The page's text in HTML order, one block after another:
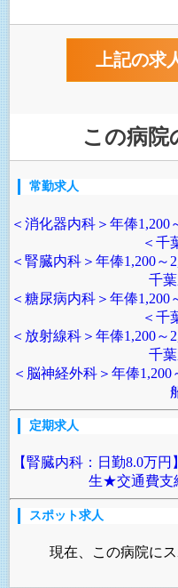
この病院
常勤求人
＜消化器内科＞年俸
＜千
＜腎臓内科＞年俸1,200～
千
＜糖尿病内科＞年俸
＜千
＜放射線科＞年俸1,200～
千
＜脳神経外科＞年俸
定期求人
【腎臓内科：日勤8.0万
生★交通費支
スポット求人
現在、この病院に